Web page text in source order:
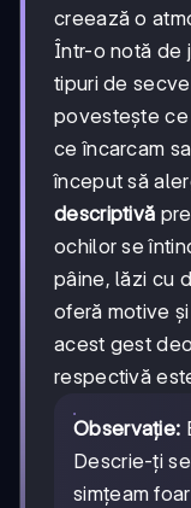
creează o
Într-o notă de
tipuri de
povestește ce
ce încarcam
început să
descriptivă
ochilor se
pâine, lăzi cu
oferă motive
acest gest
respectivă
Observație:
Descrie-ți
simțeam